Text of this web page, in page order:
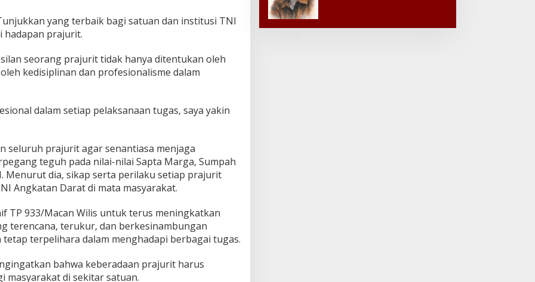
yang terbaik bagi satuan dan institusi TNI
hadapan prajurit.
seorang prajurit tidak hanya ditentukan oleh
kedisiplinan dan profesionalisme dalam
dalam setiap pelaksanaan tugas, saya yakin
seluruh prajurit agar senantiasa menjaga
teguh pada nilai-nilai Sapta Marga, Sumpah
Menurut dia, sikap serta perilaku setiap prajurit
Angkatan Darat di mata masyarakat.
TP 933/Macan Wilis untuk terus meningkatkan
terencana, terukur, dan berkesinambungan
terpelihara dalam menghadapi berbagai tugas.
bahwa keberadaan prajurit harus
masyarakat di sekitar satuan.